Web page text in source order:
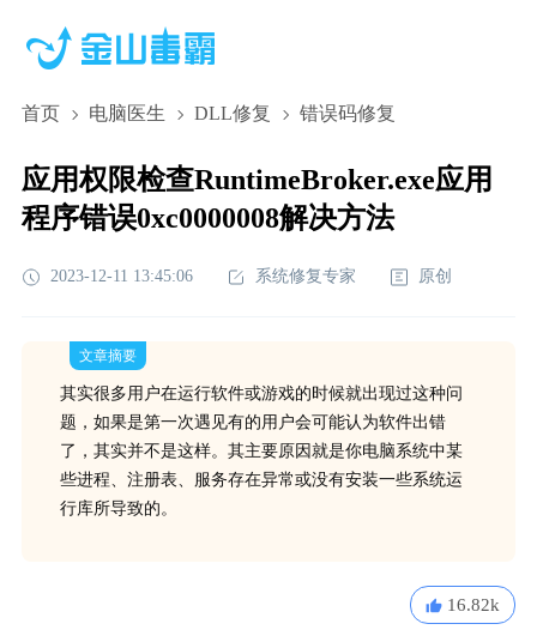
首页 电脑医生 DLL修复 错误码修复
应用权限检查RuntimeBroker.exe应用
程序错误0xc0000008解决方法
2023-12-11 13:45:06 系统修复专家 原创
文章摘要
其实很多用户在运行软件或游戏的时候就出现过这种问
题，如果是第一次遇见有的用户会可能认为软件出错
了，其实并不是这样。其主要原因就是你电脑系统中某
些进程、注册表、服务存在异常或没有安装一些系统运
行库所导致的。
16.82k